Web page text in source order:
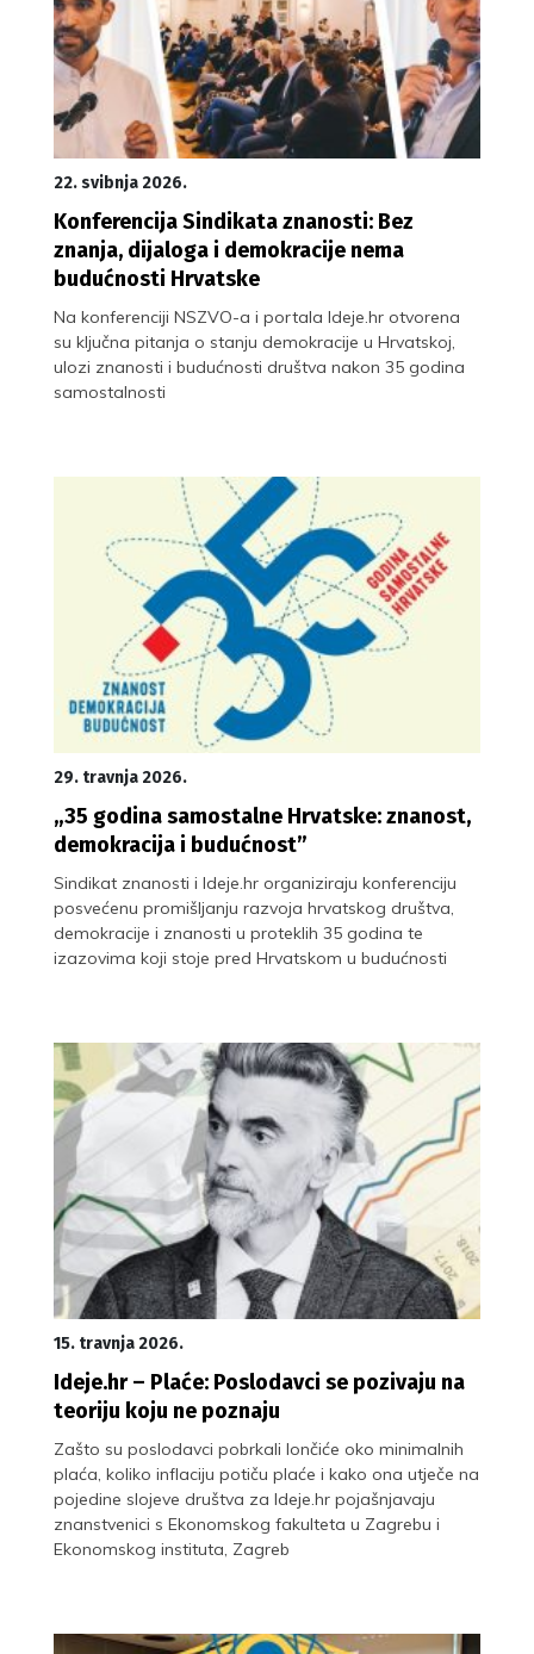
22. svibnja 2026.
Konferencija Sindikata znanosti: Bez
znanja, dijaloga i demokracije nema
budućnosti Hrvatske
Na konferenciji NSZVO-a i portala Ideje.hr otvorena
su ključna pitanja o stanju demokracije u Hrvatskoj,
ulozi znanosti i budućnosti društva nakon 35 godina
samostalnosti
29. travnja 2026.
„35 godina samostalne Hrvatske: znanost,
demokracija i budućnost”
Sindikat znanosti i Ideje.hr organiziraju konferenciju
posvećenu promišljanju razvoja hrvatskog društva,
demokracije i znanosti u proteklih 35 godina te
izazovima koji stoje pred Hrvatskom u budućnosti
15. travnja 2026.
Ideje.hr – Plaće: Poslodavci se pozivaju na
teoriju koju ne poznaju
Zašto su poslodavci pobrkali lončiće oko minimalnih
plaća, koliko inflaciju potiču plaće i kako ona utječe na
pojedine slojeve društva za Ideje.hr pojašnjavaju
znanstvenici s Ekonomskog fakulteta u Zagrebu i
Ekonomskog instituta, Zagreb